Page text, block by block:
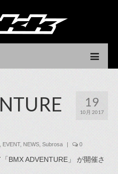
19
10月 2017
EVENT, NEWS Subrosa | 0
BMX ADVENTURE」
が開催さ